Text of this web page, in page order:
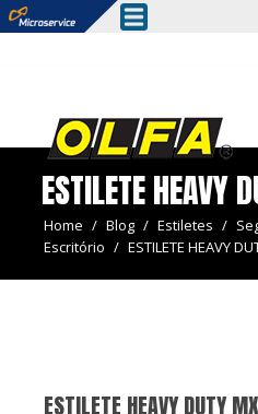
ESTILETE HEAVY
Home / Blog / Estiletes /
Escritório / ESTILETE HEAVY
ESTILETE HEAVY DUTY